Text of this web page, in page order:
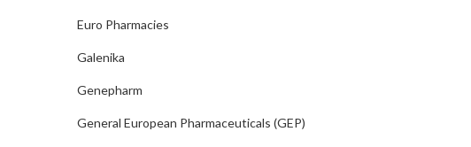
Euro Pharmacies
Galenika
Genepharm
General European Pharmaceuticals (GEP)